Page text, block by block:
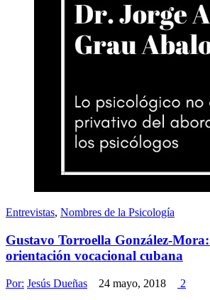
Entrevistas, Nombres de la Psicología
Gustavo Torroella González-
orientación vocacional cubana
Por: Jesús Dueñas 24 mayo, 2018
2